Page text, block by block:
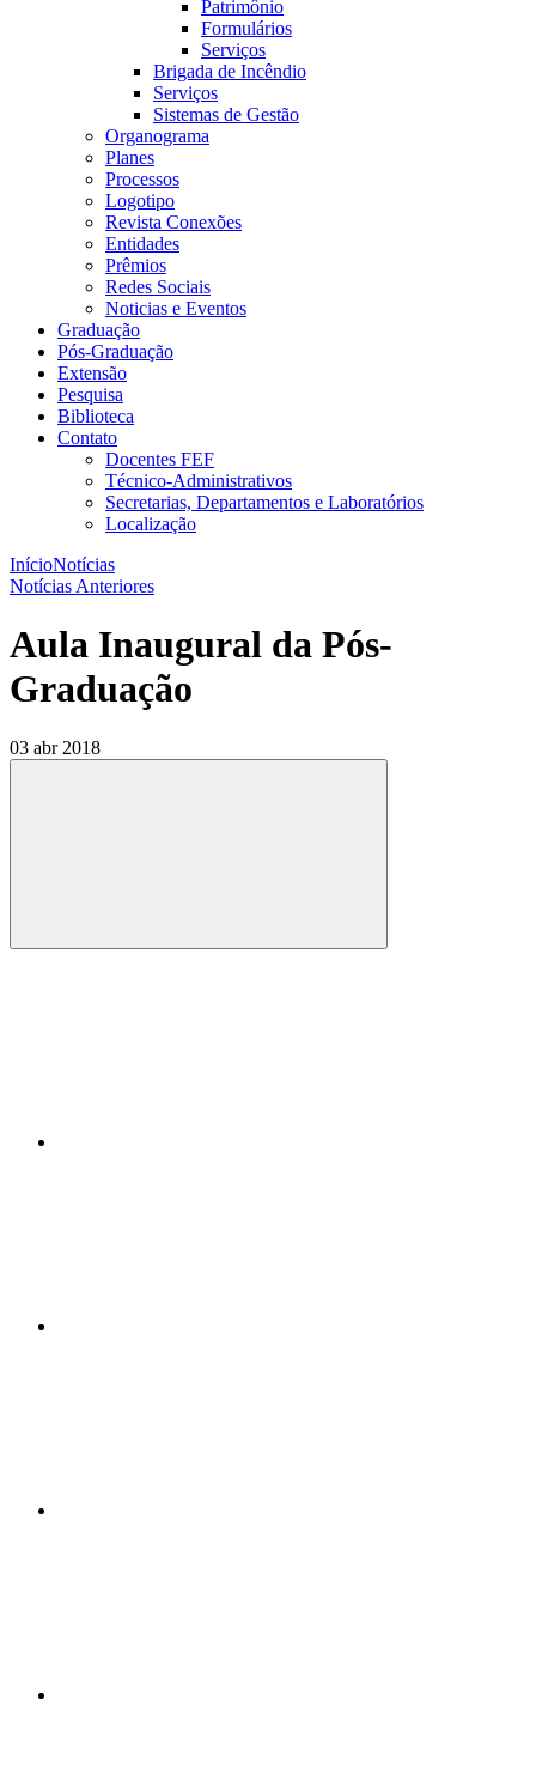
Patrimônio
Formulários
Serviços
Brigada de Incêndio
Serviços
Sistemas de Gestão
Organograma
Planes
Processos
Logotipo
Revista Conexões
Entidades
Prêmios
Redes Sociais
Noticias e Eventos
Graduação
Pós-Graduação
Extensão
Pesquisa
Biblioteca
Contato
Docentes FEF
Técnico-Administrativos
Secretarias, Departamentos e Laboratórios
Localização
InícioNotícias
Notícias Anteriores
Aula Inaugural da Pós-
Graduação
03 abr 2018
Compartilhar